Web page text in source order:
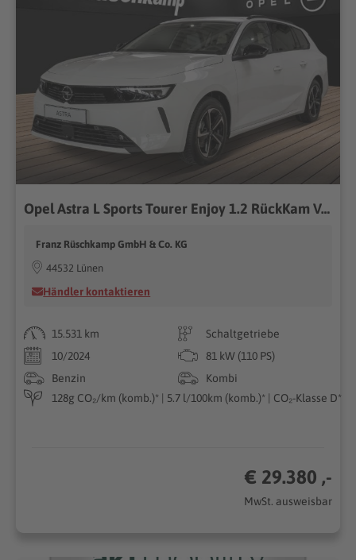
Opel Astra L Sports Tourer Enjoy 1.2 RückKam Voll-LED
Franz Rüschkamp GmbH & Co. KG
44532 Lünen
Händler kontaktieren
15.531 km
Schaltgetriebe
10/2024
81 kW (110 PS)
Benzin
Kombi
128g CO₂/km (komb.)* | 5.7 l/100km (komb.)* | CO₂-Klasse D*
€ 29.380 ,-
MwSt. ausweisbar